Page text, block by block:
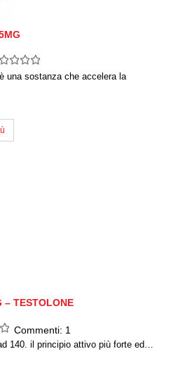
una sostanza che accelera la
– TESTOLONE
Commenti: 1
140. il principio attivo più forte ed…